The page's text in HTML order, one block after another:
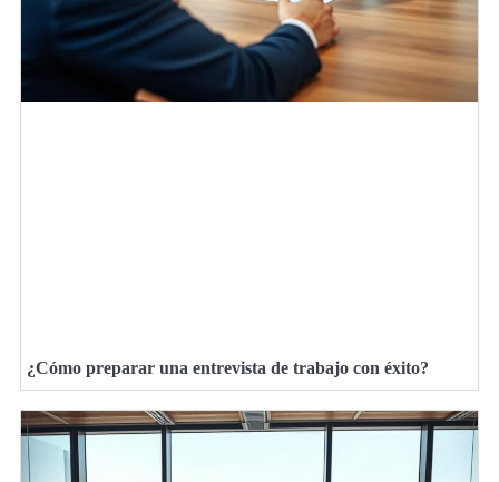
¿Cómo preparar una entrevista de trabajo con éxito?